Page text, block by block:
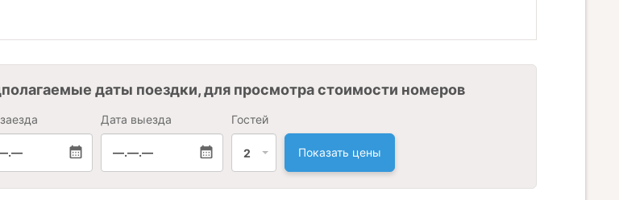
даты поездки, для просмотра стоимости номеров
Дата выезда
—.—.—
Гостей
2 Показать цены